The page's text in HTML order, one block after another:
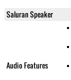
Saluran Speaker
Audio Features